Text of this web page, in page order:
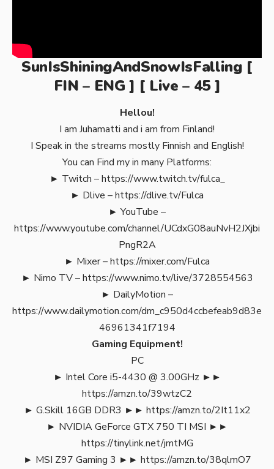
SunIsShiningAndSnowIsFalling [
FIN – ENG ] [ Live – 45 ]
Hellou!
I am Juhamatti and i am from Finland!
I Speak in the streams mostly Finnish and English!
You can Find my in many Platforms:
► Twitch –https://www.twitch.tv/fulca_
► Dlive –https://dlive.tv/Fulca
► YouTube –
https://www.youtube.com/channel/UCdxG08auNvH2JXjbi
PngR2A
► Mixer –https://mixer.com/Fulca
► Nimo TV –https://www.nimo.tv/live/3728554563
► DailyMotion –
https://www.dailymotion.com/dm_c950d4ccbefeab9d83e
46961341f7194
Gaming Equipment!
PC
► Intel Core i5-4430 @ 3.00GHz ►►
https://amzn.to/39wtzC2
► G.Skill 16GB DDR3 ►► https://amzn.to/2It11x2
► NVIDIA GeForce GTX 750 TI MSI ►►
https://tinylink.net/jmtMG
► MSI Z97 Gaming 3 ►► https://amzn.to/38qlmO7